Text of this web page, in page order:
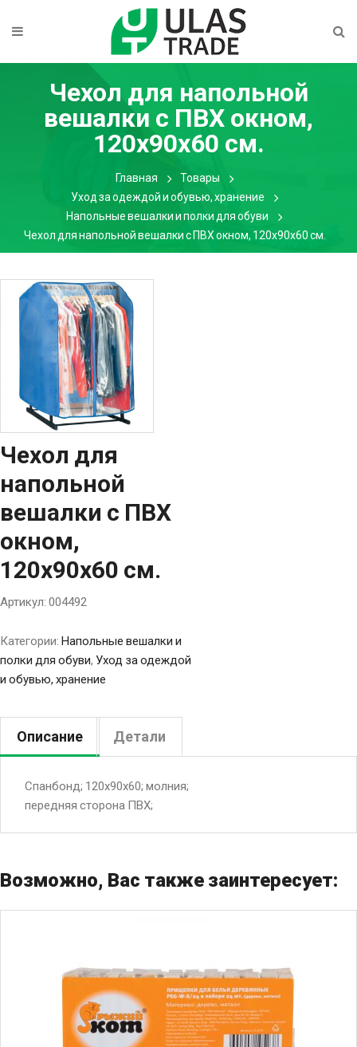
Чехол для напольной
вешалки c ПВХ окном,
120х90х60 см.
Главная
Товары
Уход за одеждой и обувью, хранение
Напольные вешалки и полки для обуви
Чехол для напольной вешалки c ПВХ окном, 120х90х60 см.
Чехол для
напольной
вешалки c ПВХ
окном,
120х90х60 см.
Артикул: 004492
Категории: Напольные вешалки и
полки для обуви, Уход за одеждой
и обувью, хранение
Описание Детали
Спанбонд; 120х90х60; молния;
передняя сторона ПВХ;
Возможно, Вас также заинтересует: